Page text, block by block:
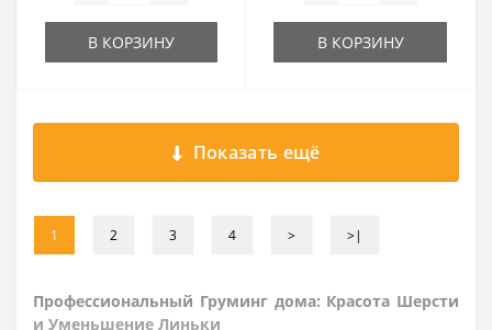
В КОРЗИНУ В КОРЗИНУ
Показать ещё
1 2 3 4 > >|
Профессиональный Груминг дома: Красота Шерсти
и Уменьшение Линьки